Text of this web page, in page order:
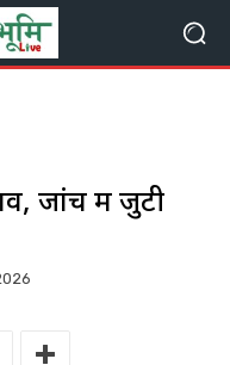
जांच में जुटी